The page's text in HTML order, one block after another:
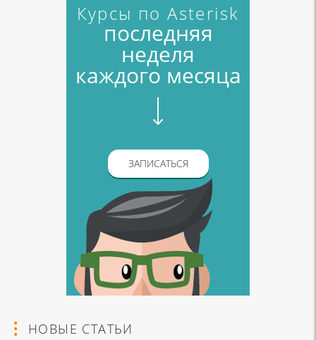
Курсы по Asterisk
последняя
неделя
каждого месяца
ЗАПИСАТЬСЯ
НОВЫЕ СТАТЬИ